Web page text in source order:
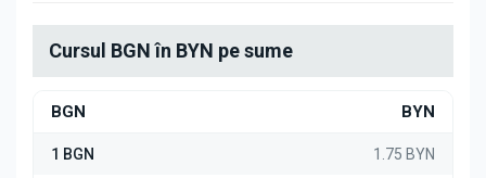
Cursul BGN în BYN pe sume
BGN BYN
1 BGN 1.75 BYN